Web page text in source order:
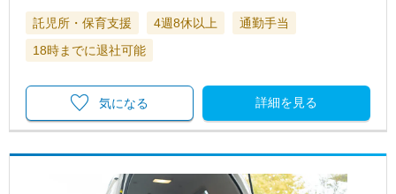
託児所・保育支援 4週8休以上
通勤手当
18時までに退社可能
詳細を見る
気になる